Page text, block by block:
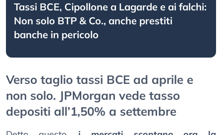
Tassi BCE, Cipollone a Lagarde e ai falchi:
Non solo BTP & Co., anche prestiti
banche in pericolo
Verso taglio tassi BCE ad aprile e
non solo. JPMorgan vede tasso
depositi all’1,50% a settembre